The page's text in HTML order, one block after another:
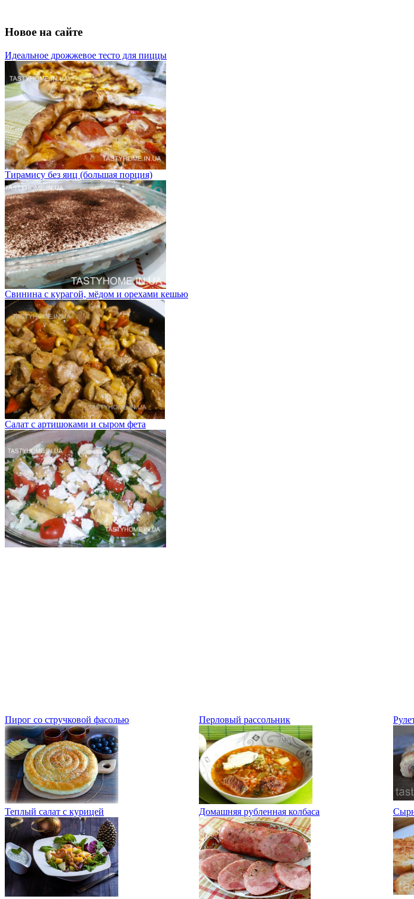
Новое на сайте
Идеальное дрожжевое тесто для пиццы
Тирамису без яиц (большая порция)
Свинина с курагой, мёдом и орехами кешью
Салат с артишоками и сыром фета
Пирог со стручковой фасолью Перловый рассольник
Теплый салат с курицей Домашняя рубленная колбаса